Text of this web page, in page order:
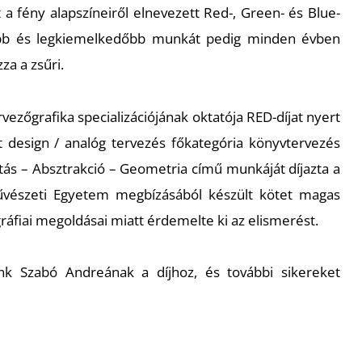
fény alapszíneiről elnevezett Red-, Green- és Blue-
és legkiemelkedőbb munkát pedig minden évben
a zsűri.
specializációjának oktatója RED-díjat nyert
/ analóg tervezés főkategória könyvtervezés
– Absztrakció – Geometria című munkáját díjazta a
Egyetem megbízásából készült kötet magas
megoldásai miatt érdemelte ki az elismerést.
Szabó Andreának a díjhoz, és további sikereket